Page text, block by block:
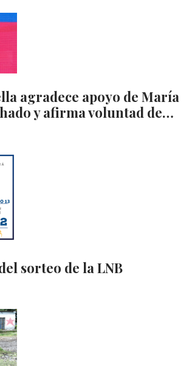
agradece apoyo de María
y afirma voluntad de…
sorteo de la LNB